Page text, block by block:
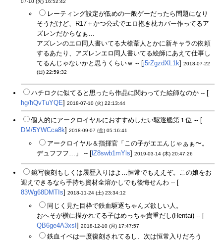
07-10 (火) 16:52:42
レーティング設定が低めの一般ゲーだったら問題になり
そうだけど、R17＋かつ公式でエロ抱き枕カバー作ってるア
ズレンだからなぁ…
アズレンのエロ同人書いてる大槍葦人とかに新キャラの依頼
するあたり、アズレンエロ同人書いてる絵師にあえて仕事し
てるんじゃないかと思うくらいｗ -- [j5rZgzdXL1k] 2018-07-22
(日) 22:59:32
ハチロクに似てると思ったら作品に関わってた絵師なのか -- [
hg/hQvTuYQE] 2018-07-10 (火) 22:13:44
個人的にアークロイヤルにおすすめしたい駆逐艦第１位 -- [
DM/5YWCca8k] 2018-09-07 (金) 05:16:41
アークロイヤル＆指揮官「この子がエエんじゃぁぁ〜。
デュフフフ…」 -- [ lZ8swb1mYls] 2019-03-14 (木) 20:47:26
鏡写復刻もしくは履歴入りはよ…恒常でもええぞ。この娘をお
迎えできるなら手持ち資材全溶かしでも後悔せんわ -- [
83Wg68DMTIs] 2018-11-24 (土) 23:34:12
同じく見た目枠で鉄血駆逐ちゃんズ欲しい人。
おへそが横に描かれてる子はめっちゃ貴重だし(Hentai) -- [
QB6ge4A3xsI ] 2018-12-10 (月) 17:47:57
鉄血イベは一度復刻されてるし、次は恒常入りだろう